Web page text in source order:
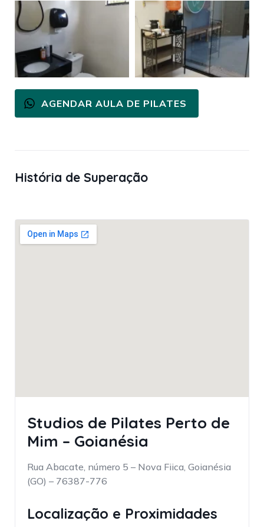
AGENDAR AULA DE PILATES
História de Superação
Studios de Pilates Perto de
Mim – Goianésia
Rua Abacate, número 5 – Nova Fiica, Goianésia
(GO) – 76387-776
Localização e Proximidades